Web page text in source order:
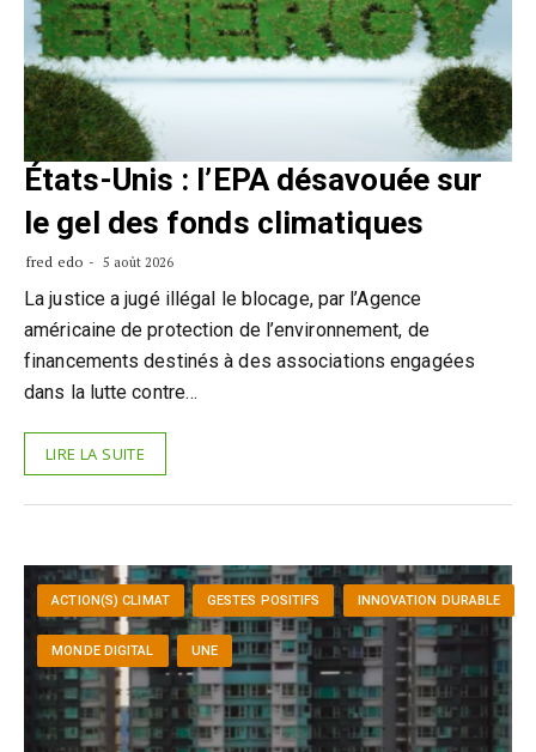
États-Unis : l’EPA désavouée sur
le gel des fonds climatiques
fred edo 5 août 2026
La justice a jugé illégal le blocage, par l’Agence
américaine de protection de l’environnement, de
financements destinés à des associations engagées
dans la lutte contre…
LIRE LA SUITE
ACTION(S) CLIMAT GESTES POSITIFS INNOVATION DURABLE
MONDE DIGITAL UNE